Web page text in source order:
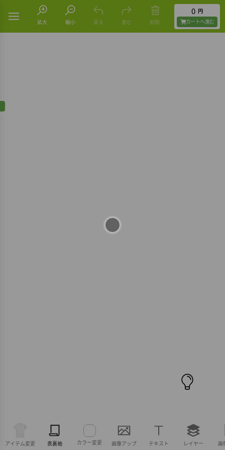
拡大 縮小 戻る 進む 削除
0 円
カートヘ進む
アイテム変更 表裏袖 カラー変更 画像アップ テキスト レイヤー 画